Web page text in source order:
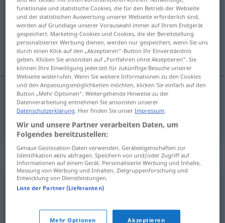
Übersicht aller Übersetzungen
(Für mehr Details die Übersetzung anklicken/antippen)
parado, en paro
parado, enparo arbeitslos
Synonyme für "arbeitslos"
beschäftigungslos,erwerbslos
© OpenThesaurus.de
funktionale und statistische Cookies, die für den Betrieb der Webseite
und der statistischen Auswertung unserer Webseite erforderlich sind,
werden auf Grundlage unserer Vorauswahl immer auf Ihrem Endgerät
gespeichert. Marketing-Cookies und Cookies, die der Bereitstellung
personalisierter Werbung dienen, werden nur gespeichert, wenn Sie uns
durch einen Klick auf den „Akzeptieren“-Button Ihr Einverständnis
geben. Klicken Sie ansonsten auf „Fortfahren ohne Akzeptieren“. Sie
können Ihre Einwilligung jederzeit für zukünftige Besuche unserer
Webseite widerrufen. Wenn Sie weitere Informationen zu den Cookies
und den Anpassungsmöglichkeiten möchten, klicken Sie einfach auf den
Button „Mehr Optionen“. Weitergehende Hinweise zu der
Datenverarbeitung entnehmen Sie ansonsten unserer
Datenschutzerklärung. Hier finden Sie unserImpressum.
Wir und unsere Partner verarbeiten Daten, um
Folgendes bereitzustellen:
Genaue Geolocation-Daten verwenden. Geräteeigenschaften zur
Identifikation aktiv abfragen. Speichern von und/oder Zugriff auf
Informationen auf einem Gerät. Personalisierte Werbung und Inhalte,
Messung von Werbung und Inhalten, Zielgruppenforschung und
Entwicklung von Dienstleistungen.
Liste der Partner (Lieferanten)
Mehr Optionen Akzeptieren